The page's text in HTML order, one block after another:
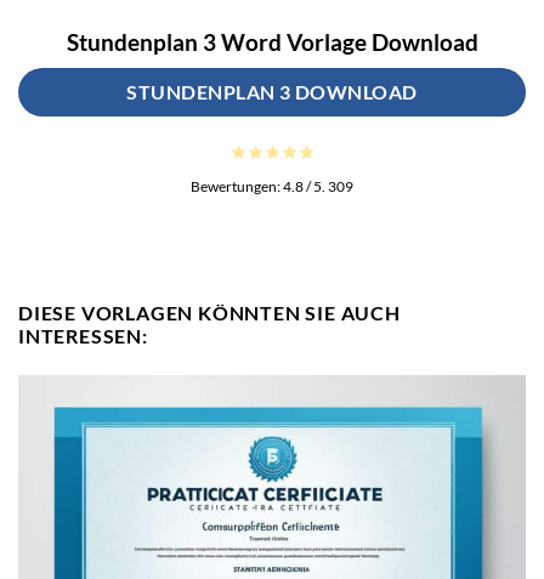
Stundenplan 3 Word Vorlage Download
STUNDENPLAN 3 DOWNLOAD
Bewertungen:4.8/ 5. 309
DIESE VORLAGEN KÖNNTEN SIE AUCH
INTERESSEN: